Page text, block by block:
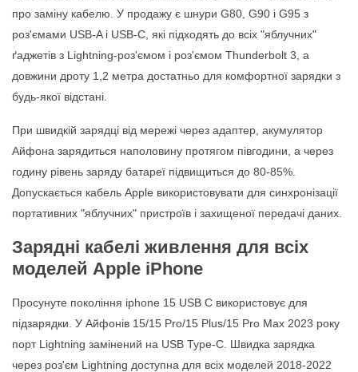
про заміну кабелю. У продажу є шнури G80, G90 і G95 з
роз'ємами USB-A і USB-C, які підходять до всіх "яблучних"
ґаджетів з Lightning-роз'ємом і роз'ємом Thunderbolt 3, а
довжини дроту 1,2 метра достатньо для комфортної зарядки з
будь-якої відстані.
При швидкій зарядці від мережі через адаптер, акумулятор
Айфона зарядиться наполовину протягом півгодини, а через
годину рівень заряду батареї підвищиться до 80-85%.
Допускається кабель Apple використовувати для синхронізації
портативних "яблучних" пристроїв і захищеної передачі даних.
Зарядні кабелі живлення для всіх
моделей Apple iPhone
Просунуте покоління iphone 15 USB C використовує для
підзарядки. У Айфонів 15/15 Pro/15 Plus/15 Pro Max 2023 року
порт Lightning замінений на USB Type-C. Швидка зарядка
через роз'єм Lightning доступна для всіх моделей 2018-2022